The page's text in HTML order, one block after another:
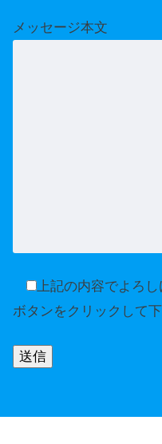
メッセージ本文
上記の内容でよろ
ボタンをクリックして下